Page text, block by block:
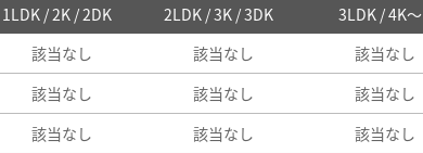
1LDK / 2K / 2DK 2LDK / 3K / 3DK
3LDK / 4K～
該当なし 該当なし
該当なし
該当なし 該当なし
該当なし
該当なし 該当なし 該当なし